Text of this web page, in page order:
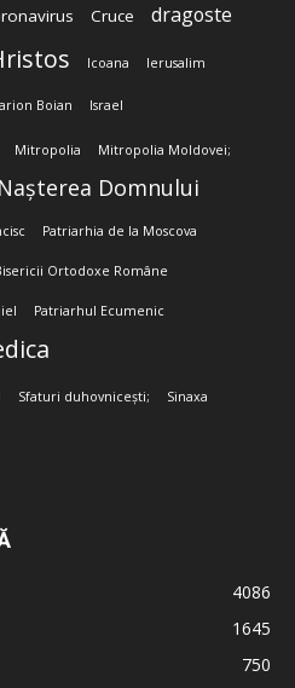
Cruce dragoste
Icoana Ierusalim
Boian Israel
Mitropolia Mitropolia Moldovei;
Nașterea Domnului
Patriarhia de la Moscova
Ortodoxe Române
Patriarhul Ecumenic
Sfaturi duhovnicești; Sinaxa
4086
1645
750